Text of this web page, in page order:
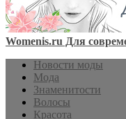
Womenis.ru Для
Новости моды
Мода
Знаменитости
Волосы
Красота